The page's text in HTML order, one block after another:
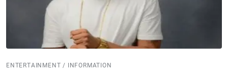
ENTERTAINMENT / INFORMATION